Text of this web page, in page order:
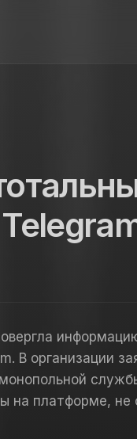
В организации
на платформе, не